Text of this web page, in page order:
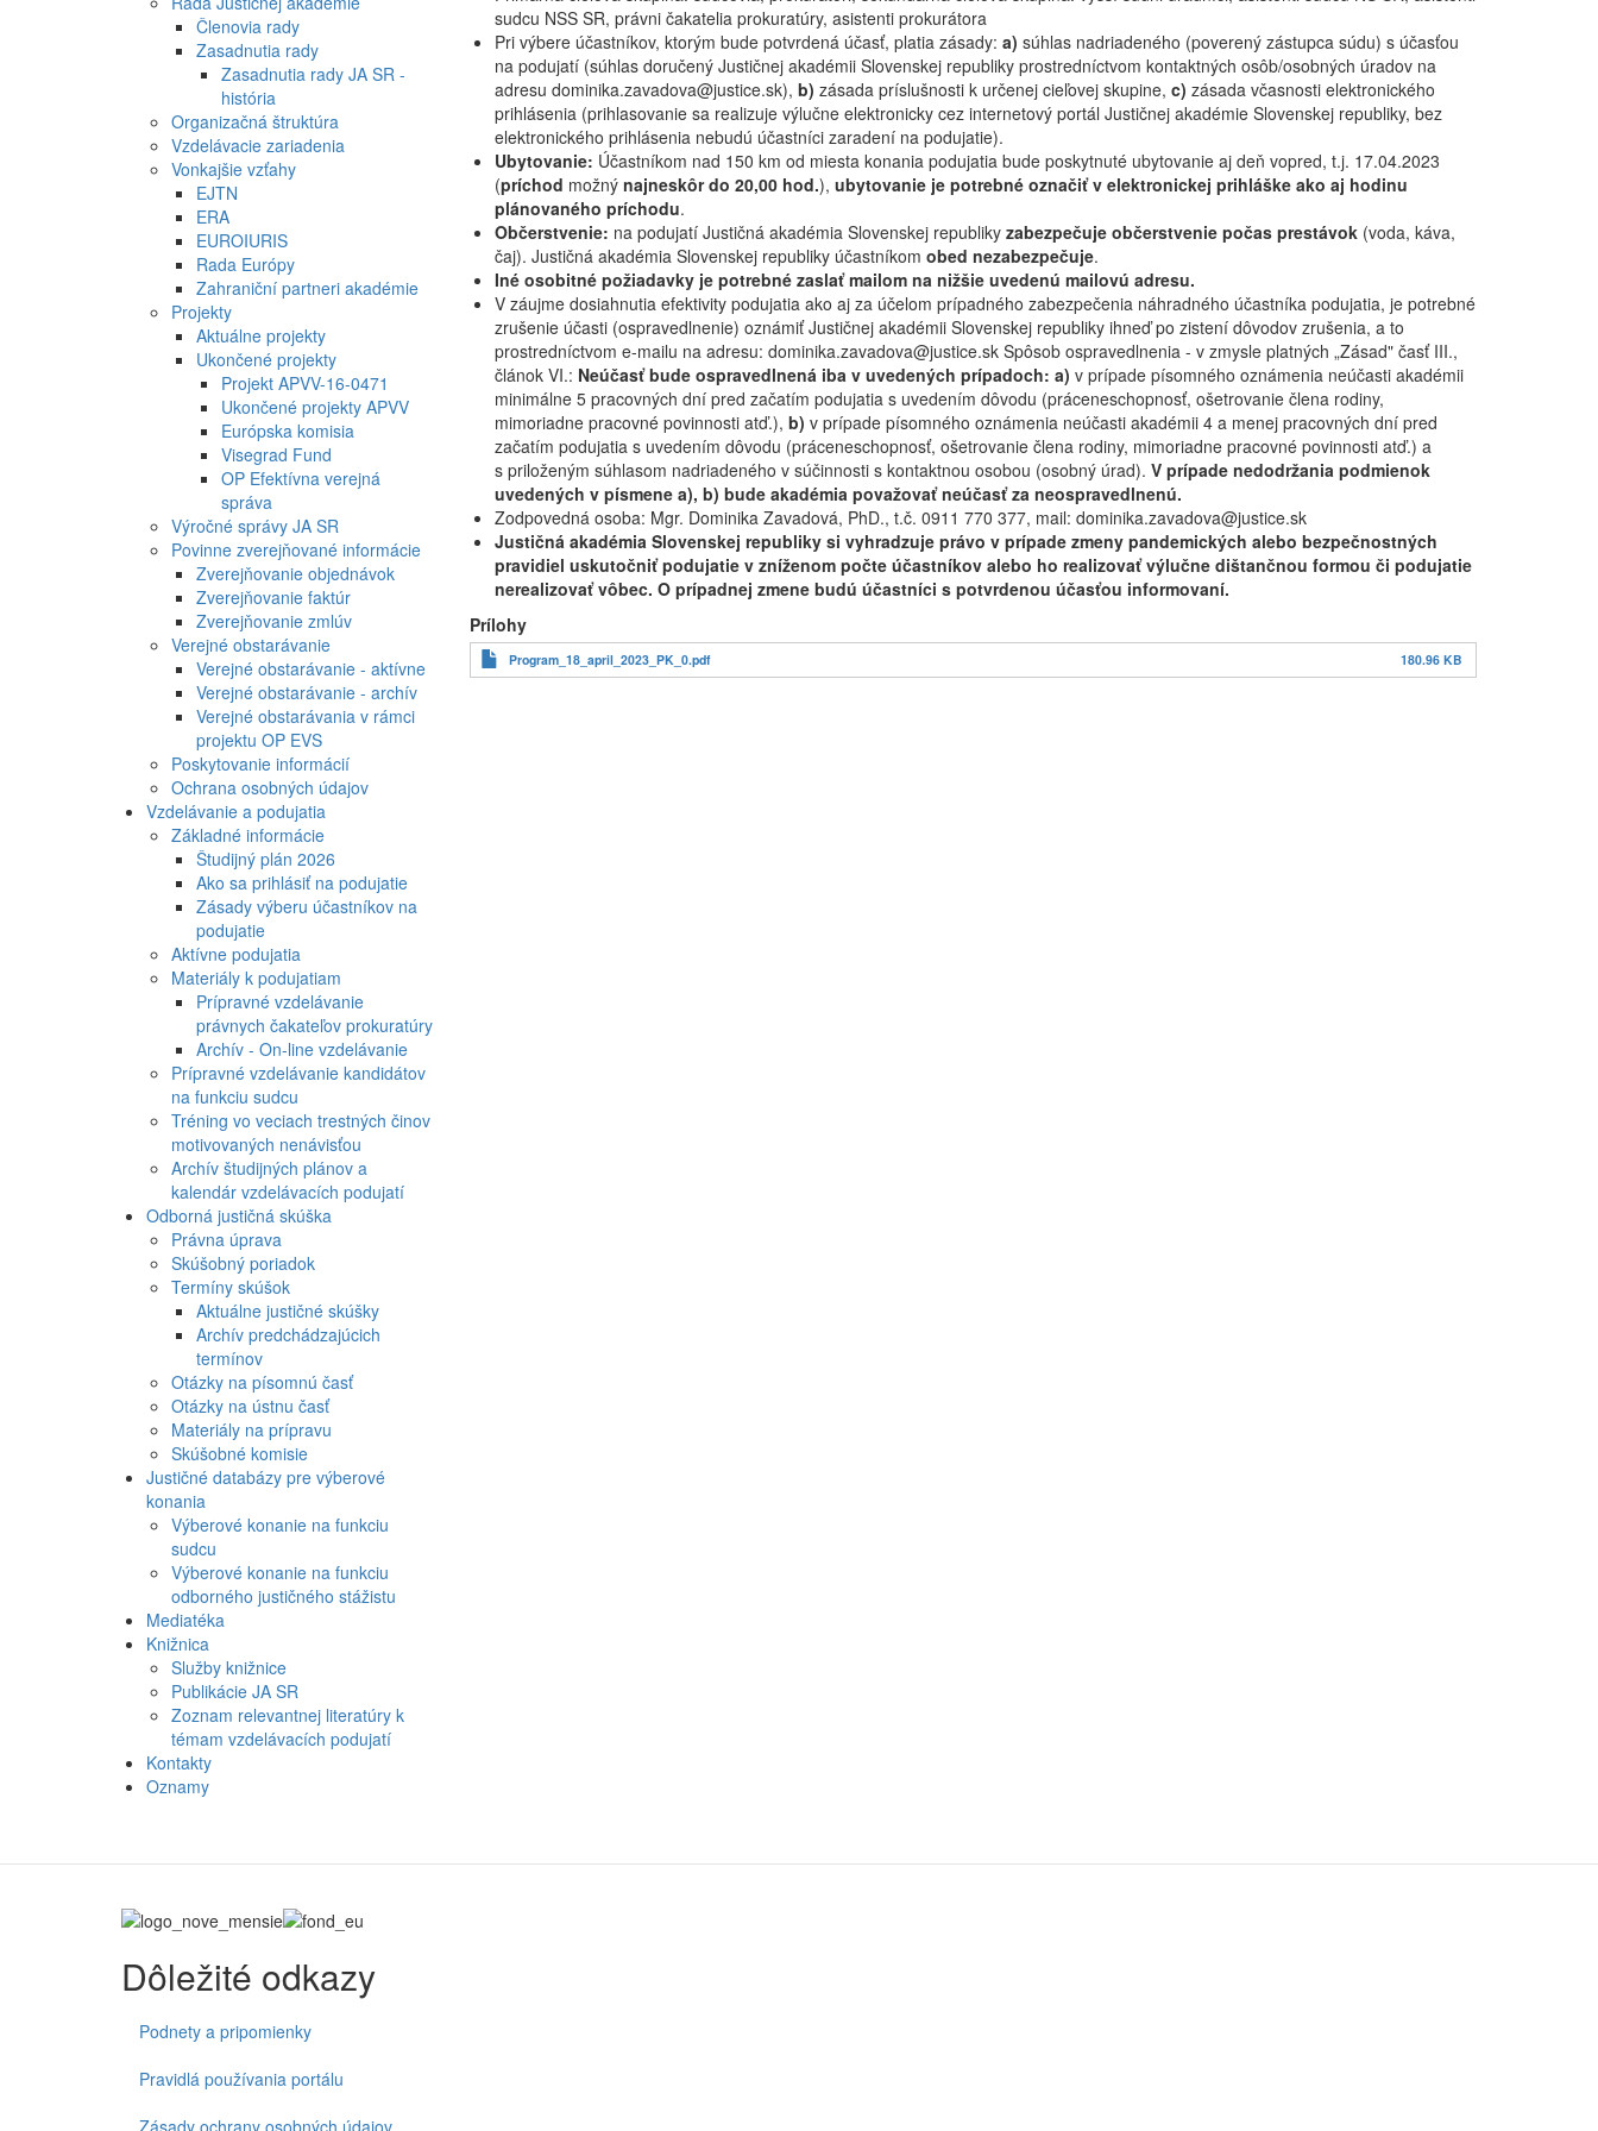
Členovia rady
Zasadnutia rady
Zasadnutia rady JA SR -
história
Organizačná štruktúra
Vzdelávacie zariadenia
Vonkajšie vzťahy
EJTN
ERA
EUROIURIS
Rada Európy
Zahraniční partneri akadémie
Projekty
Aktuálne projekty
Ukončené projekty
Projekt APVV-16-0471
Ukončené projekty APVV
Európska komisia
Visegrad Fund
OP Efektívna verejná
správa
Výročné správy JA SR
Povinne zverejňované informácie
Zverejňovanie objednávok
Zverejňovanie faktúr
Zverejňovanie zmlúv
Verejné obstarávanie
Verejné obstarávanie - aktívne
Verejné obstarávanie - archív
Verejné obstarávania v rámci
projektu OP EVS
Poskytovanie informácií
Ochrana osobných údajov
Vzdelávanie a podujatia
Základné informácie
Študijný plán 2026
Ako sa prihlásiť na podujatie
Zásady výberu účastníkov na
podujatie
Aktívne podujatia
Materiály k podujatiam
Prípravné vzdelávanie
právnych čakateľov prokuratúry
Archív - On-line vzdelávanie
Prípravné vzdelávanie kandidátov
na funkciu sudcu
Tréning vo veciach trestných činov
motivovaných nenávisťou
Archív študijných plánov a
kalendár vzdelávacích podujatí
Odborná justičná skúška
Právna úprava
Skúšobný poriadok
Termíny skúšok
Aktuálne justičné skúšky
Archív predchádzajúcich
termínov
Otázky na písomnú časť
Otázky na ústnu časť
Materiály na prípravu
Skúšobné komisie
Justičné databázy pre výberové
konania
Výberové konanie na funkciu
sudcu
Výberové konanie na funkciu
odborného justičného stážistu
Mediatéka
Knižnica
Služby knižnice
Publikácie JA SR
Zoznam relevantnej literatúry k
témam vzdelávacích podujatí
Kontakty
Oznamy
sudcu NSS SR, právni čakatelia prokuratúry, asistenti prokurátora
Pri výbere účastníkov, ktorým bude potvrdená účasť, platia zásady: a) súhlas nadriadeného (poverený zástupca súdu) s účasťou
na podujatí (súhlas doručený Justičnej akadémii Slovenskej republiky prostredníctvom kontaktných osôb/osobných úradov na
adresu dominika.zavadova@justice.sk), b) zásada príslušnosti k určenej cieľovej skupine, c) zásada včasnosti elektronického
prihlásenia (prihlasovanie sa realizuje výlučne elektronicky cez internetový portál Justičnej akadémie Slovenskej republiky, bez
elektronického prihlásenia nebudú účastníci zaradení na podujatie).
Ubytovanie: Účastníkom nad 150 km od miesta konania podujatia bude poskytnuté ubytovanie aj deň vopred, t.j. 17.04.2023
(príchod možný najneskôr do 20,00 hod.), ubytovanie je potrebné označiť v elektronickej prihláške ako aj hodinu
plánovaného príchodu.
Občerstvenie: na podujatí Justičná akadémia Slovenskej republiky zabezpečuje občerstvenie počas prestávok(voda, káva,
čaj). Justičná akadémia Slovenskej republiky účastníkom obed nezabezpečuje.
Iné osobitné požiadavky je potrebné zaslať mailom na nižšie uvedenú mailovú adresu.
V záujme dosiahnutia efektivity podujatia ako aj za účelom prípadného zabezpečenia náhradného účastníka podujatia, je potrebné
zrušenie účasti (ospravedlnenie) oznámiť Justičnej akadémii Slovenskej republiky ihneď po zistení dôvodov zrušenia, a to
prostredníctvom e-mailu na adresu: dominika.zavadova@justice.sk Spôsob ospravedlnenia - v zmysle platných „Zásad" časť III.,
článok VI.: Neúčasť bude ospravedlnená iba v uvedených prípadoch: a) v prípade písomného oznámenia neúčasti akadémii
minimálne 5 pracovných dní pred začatím podujatia s uvedením dôvodu (práceneschopnosť, ošetrovanie člena rodiny,
mimoriadne pracovné povinnosti atď.), b) v prípade písomného oznámenia neúčasti akadémii 4 a menej pracovných dní pred
začatím podujatia s uvedením dôvodu (práceneschopnosť, ošetrovanie člena rodiny, mimoriadne pracovné povinnosti atď.) a
s priloženým súhlasom nadriadeného v súčinnosti s kontaktnou osobou (osobný úrad). V prípade nedodržania podmienok
uvedených v písmene a), b) bude akadémia považovať neúčasť za neospravedlnenú.
Zodpovedná osoba: Mgr. Dominika Zavadová, PhD., t.č. 0911 770 377, mail: dominika.zavadova@justice.sk
Justičná akadémia Slovenskej republiky si vyhradzuje právo v prípade zmeny pandemických alebo bezpečnostných
pravidiel uskutočniť podujatie v zníženom počte účastníkov alebo ho realizovať výlučne dištančnou formou či podujatie
nerealizovať vôbec. O prípadnej zmene budú účastníci s potvrdenou účasťou informovaní.
Prílohy
Program_18_april_2023_PK_0.pdf 180.96 KB
Dôležité odkazy
Podnety a pripomienky
Pravidlá používania portálu